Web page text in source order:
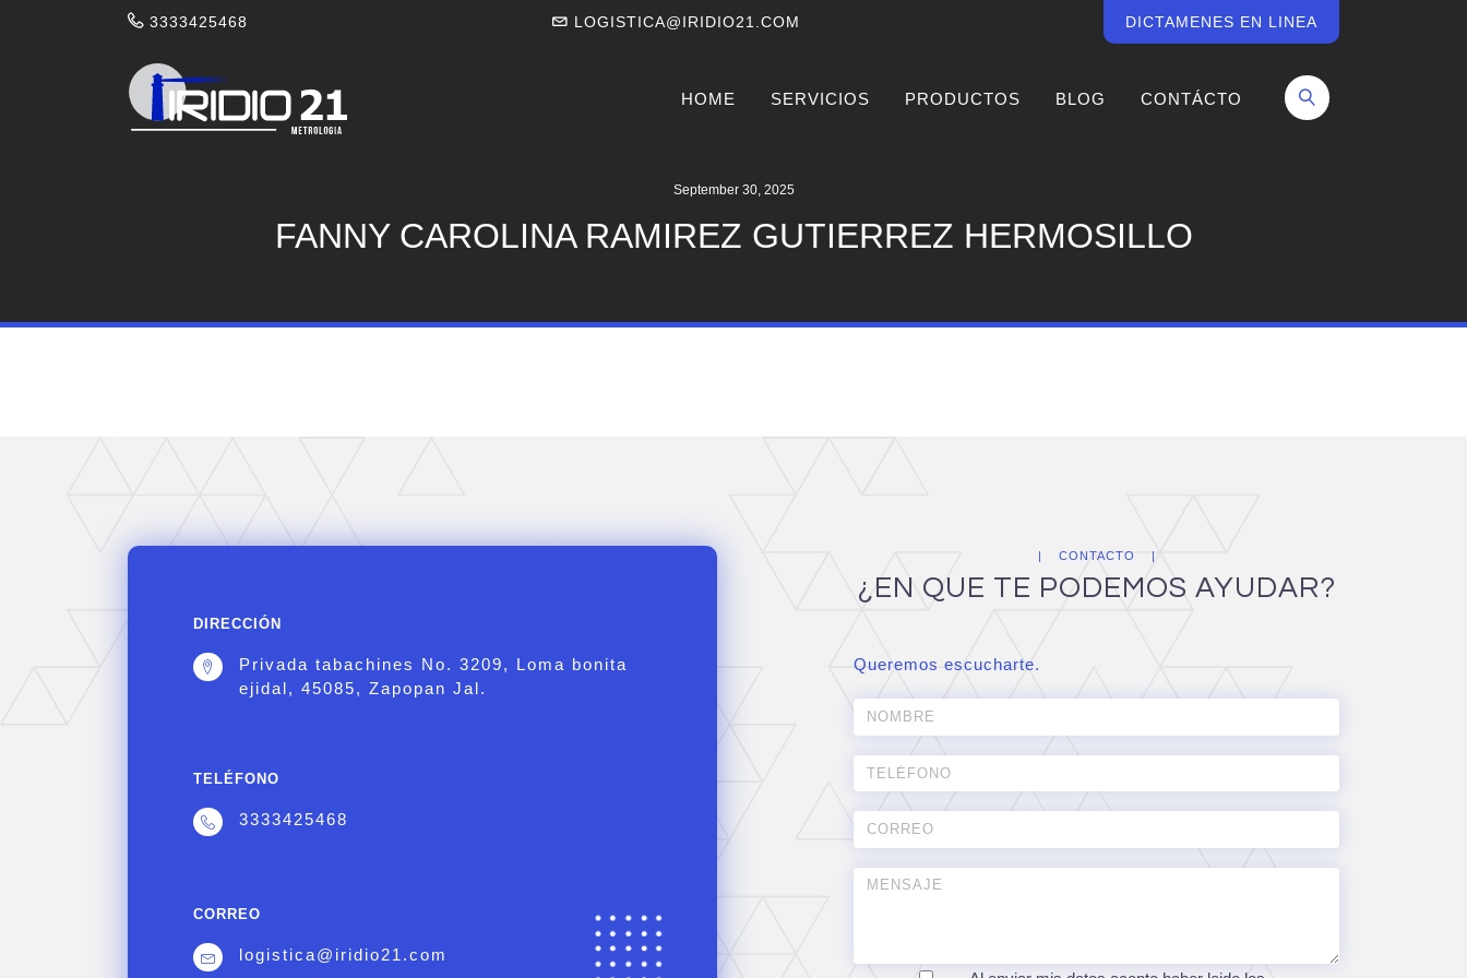
3333425468 LOGISTICA@IRIDIO21.COM DICTAMENES EN LINEA
HOME SERVICIOS PRODUCTOS BLOG CONTÁCTO
September 30, 2025
FANNY CAROLINA RAMIREZ GUTIERREZ HERMOSILLO
DIRECCIÓN
Privada tabachines No. 3209, Loma bonita
ejidal, 45085, Zapopan Jal.
TELÉFONO
3333425468
CORREO
logistica@iridio21.com
CONTACTO
¿EN QUE TE PODEMOS AYUDAR?
Queremos escucharte.